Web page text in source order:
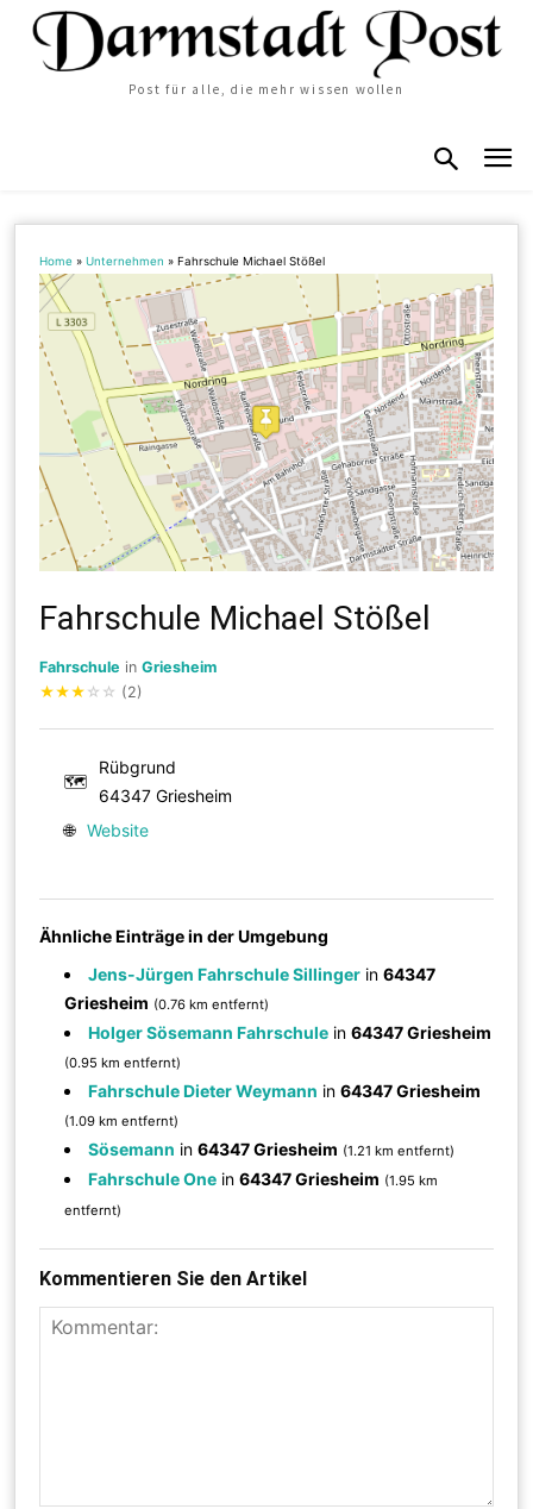
Post für alle, die mehr wissen wollen
Home »Unternehmen »Fahrschule Michael Stößel
Fahrschule Michael Stößel
Fahrschule inGriesheim
★★★ ☆ ☆ (2)
🗺
Rübgrund
64347 Griesheim
🌐 Website
Ähnliche Einträge in der Umgebung
Jens-Jürgen Fahrschule Sillinger in64347
Griesheim (0.76 km entfernt)
Holger Sösemann Fahrschule in64347 Griesheim
(0.95 km entfernt)
Fahrschule Dieter Weymann in64347 Griesheim
(1.09 km entfernt)
Sösemann in64347 Griesheim (1.21 km entfernt)
Fahrschule One in64347 Griesheim (1.95 km
entfernt)
Kommentieren Sie den Artikel